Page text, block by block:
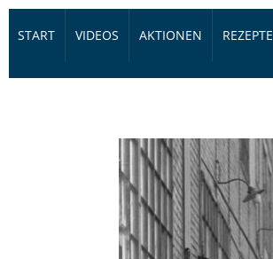
START VIDEOS AKTIONEN REZEPTE